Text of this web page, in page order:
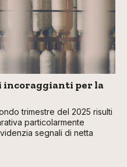
incoraggianti per la
trimestre del 2025 risulti
particolarmente
segnali di netta